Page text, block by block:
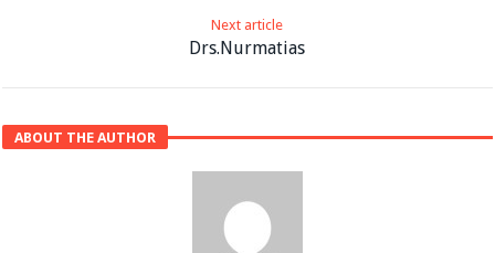
Next article
Drs.Nurmatias
ABOUT THE AUTHOR